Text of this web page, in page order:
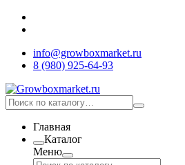
info@growboxmarket.ru
8 (980) 925-64-93
Главная
Каталог
Меню